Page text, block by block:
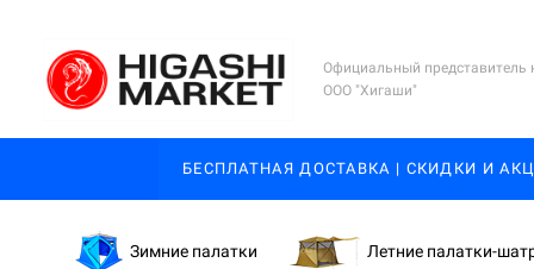
Официальный представитель
ООО "Хигаши"
БЕСПЛАТНАЯ ДОСТАВКА | СКИДКИ И
Зимние палатки Летние палатки-